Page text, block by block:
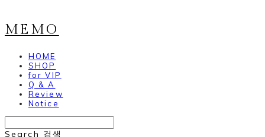
MEMO
HOME
SHOP
for VIP
Q & A
Review
Notice
Search 검색